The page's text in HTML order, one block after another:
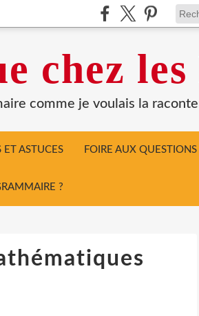
chez
comme je voulais la
ET ASTUCES FOIRE AUX QUESTIONS
?